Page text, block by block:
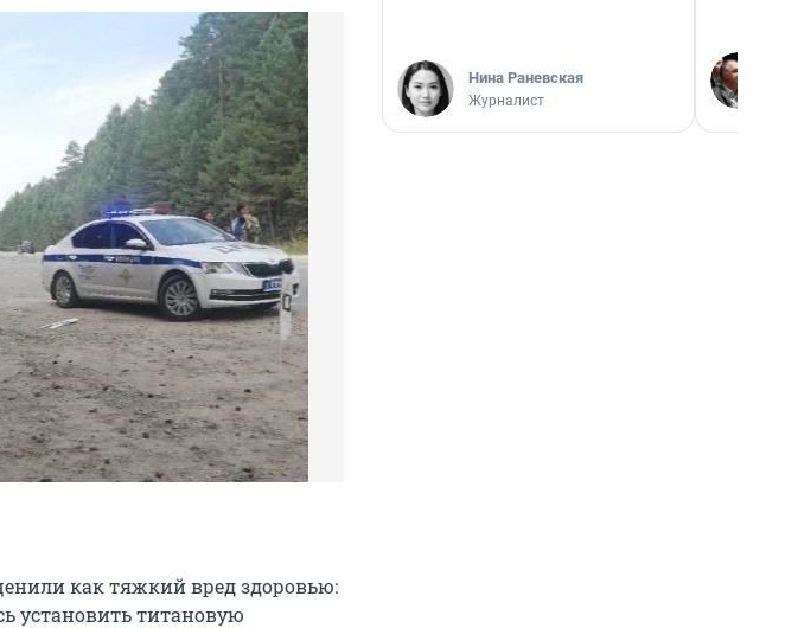
как тяжкий вред здоровью:
установить титановую
Нина Раневская
Журналист